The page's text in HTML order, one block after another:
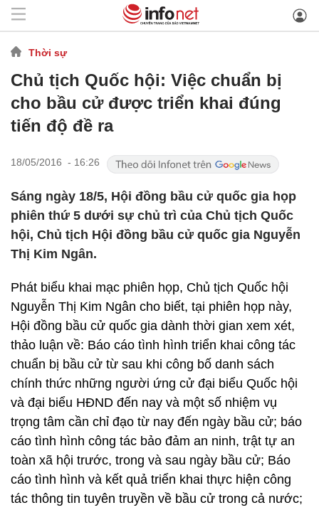
Thời sự
Chủ tịch Quốc hội: Việc chuẩn bị
cho bầu cử được triển khai đúng
tiến độ đề ra
18/05/2016 - 16:26
Sáng ngày 18/5, Hội đồng bầu cử quốc gia họp
phiên thứ 5 dưới sự chủ trì của Chủ tịch Quốc
hội, Chủ tịch Hội đồng bầu cử quốc gia Nguyễn
Thị Kim Ngân.
Phát biểu khai mạc phiên họp, Chủ tịch Quốc hội
Nguyễn Thị Kim Ngân cho biết, tại phiên họp này,
Hội đồng bầu cử quốc gia dành thời gian xem xét,
thảo luận về: Báo cáo tình hình triển khai công tác
chuẩn bị bầu cử từ sau khi công bố danh sách
chính thức những người ứng cử đại biểu Quốc hội
và đại biểu HĐND đến nay và một số nhiệm vụ
trọng tâm cần chỉ đạo từ nay đến ngày bầu cử; báo
cáo tình hình công tác bảo đảm an ninh, trật tự an
toàn xã hội trước, trong và sau ngày bầu cử; Báo
cáo tình hình và kết quả triển khai thực hiện công
tác thông tin tuyên truyền về bầu cử trong cả nước;